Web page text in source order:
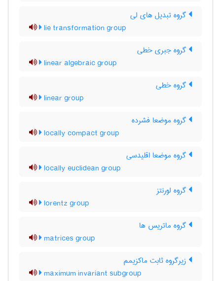
گروه تبدیل های لی
lie transformation group
گروه جبری خطی
linear algebraic group
گروه خطی
linear group
گروه موضعا فشرده
locally compact group
گروه موضعا اقلیدسی
locally euclidean group
گروه لورنتز
lorentz group
گروه ماتریس ها
matrices group
زیرگروه ثابت ماکزیمم
maximum invariant subgroup